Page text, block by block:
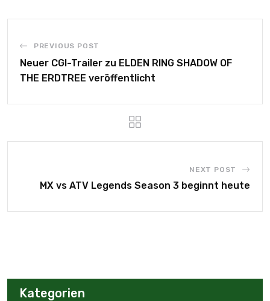
PREVIOUS POST
Neuer CGI-Trailer zu ELDEN RING SHADOW OF
THE ERDTREE veröffentlicht
NEXT POST
MX vs ATV Legends Season 3 beginnt heute
Kategorien